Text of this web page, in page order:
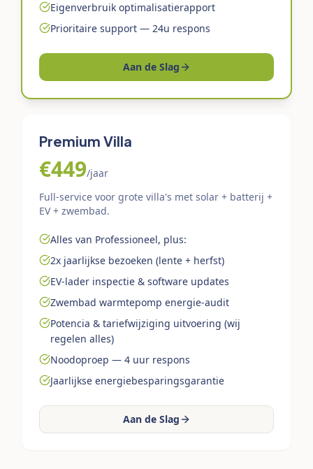
Eigenverbruik optimalisatierapport
Prioritaire support — 24u respons
Aan de Slag
Premium Villa
€449/jaar
Full-service voor grote villa's met solar + batterij +
EV + zwembad.
Alles van Professioneel, plus:
2x jaarlijkse bezoeken (lente + herfst)
EV-lader inspectie & software updates
Zwembad warmtepomp energie-audit
Potencia & tariefwijziging uitvoering (wij
regelen alles)
Noodoproep — 4 uur respons
Jaarlijkse energiebesparingsgarantie
Aan de Slag